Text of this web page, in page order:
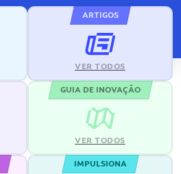
ARTIGOS
VER TODOS
GUIA DE INOVAÇÃO
VER TODOS
IMPULSIONA